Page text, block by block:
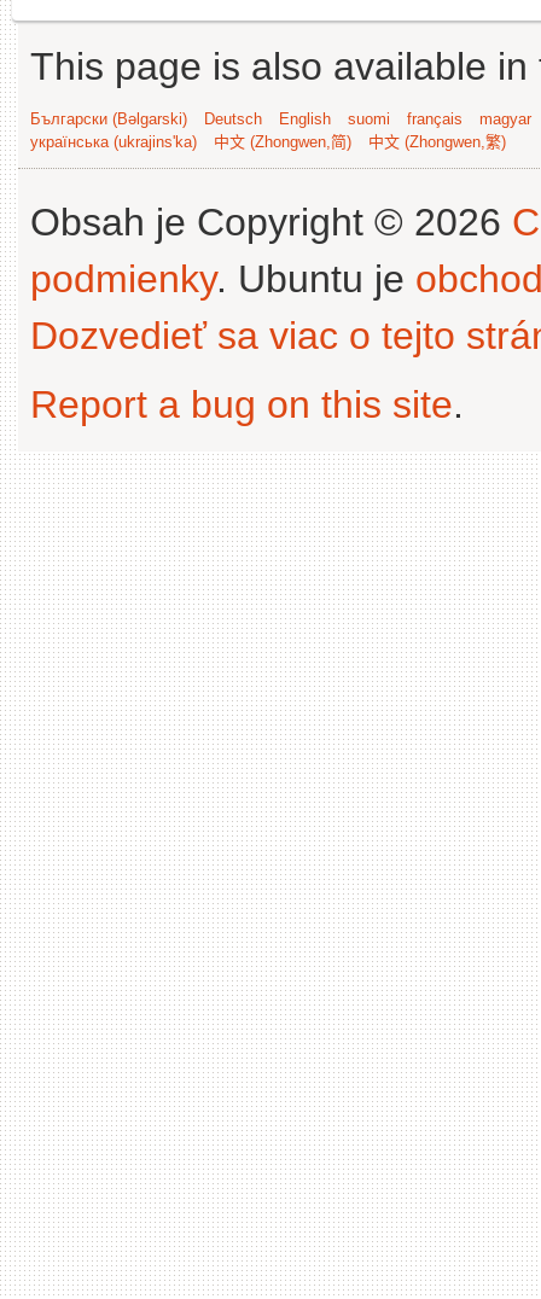
This page is also available
Български (Bəlgarski) Deutsch English suomi français
magyar
українська (ukrajins'ka)
中文 (Zhongwen,简) 中文 (Zhongwen,繁)
Obsah je Copyright © 2026
podmienky. Ubuntu je
Dozvedieť sa viac o tejto
Report a bug on this site.